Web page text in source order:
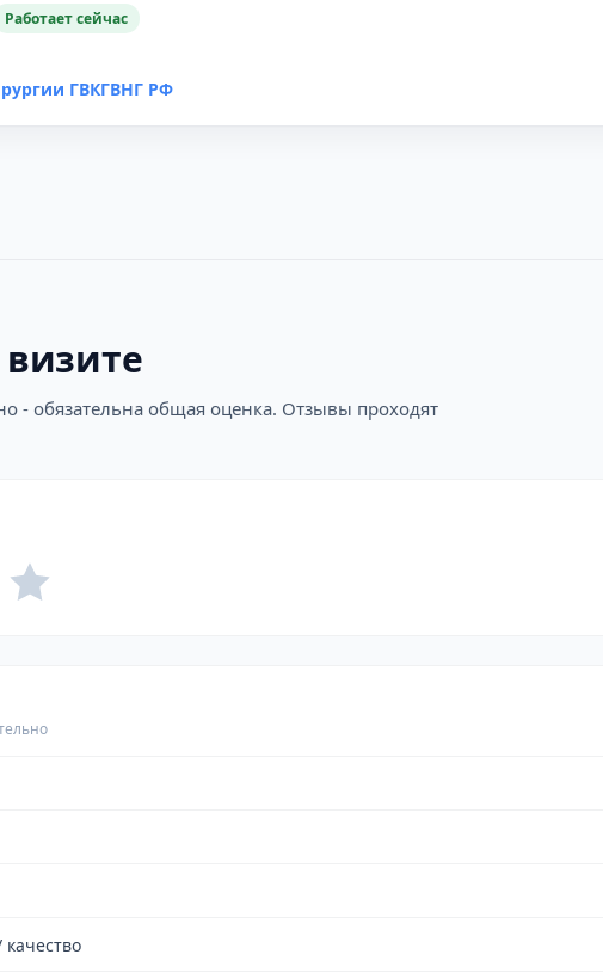
Работает сейчас
ГВКГВНГ РФ
- обязательна общая оценка. Отзывы проходят